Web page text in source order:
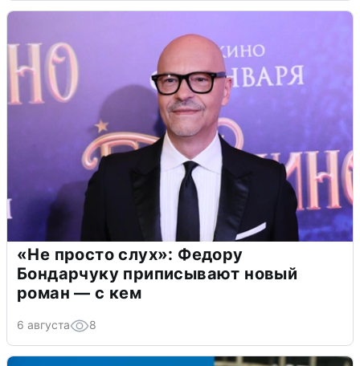
«Не просто слух»: Федору
Бондарчуку приписывают новый
роман — с кем
6 августа 8